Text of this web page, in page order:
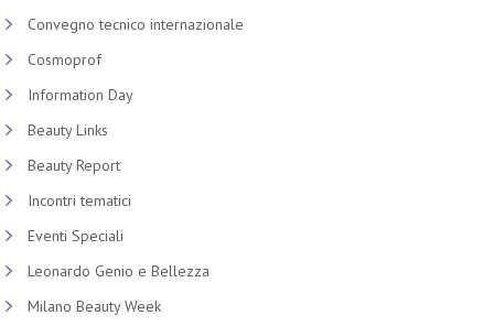
Convegno tecnico internazionale
Cosmoprof
Information Day
Beauty Links
Beauty Report
Incontri tematici
Eventi Speciali
Leonardo Genio e Bellezza
Milano Beauty Week